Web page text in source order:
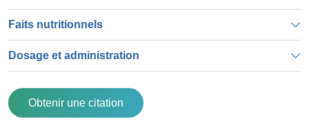
Faits nutritionnels
Dosage et administration
Obtenir une citation